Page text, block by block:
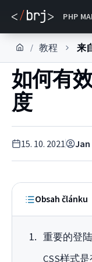
PHP
DOKUMENTACE
/ 教程 来
如何有
度
15. 10. 2021 Jan
Obsah článku
重要的登
CSS样式